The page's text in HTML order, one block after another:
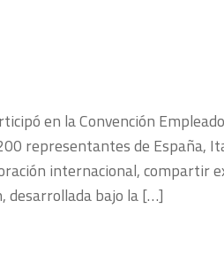
en la Convención
representantes de España,
internacional, compartir
desarrollada bajo la […]